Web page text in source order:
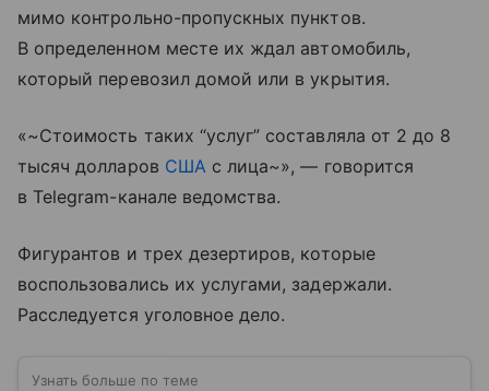
мимо контрольно-пропускных пунктов.
В определенном месте их ждал автомобиль,
который перевозил домой или в укрытия.
«~Стоимость таких “услуг” составляла от 2 до 8
тысяч долларов СШАс лица~», — говорится
в Telegram-канале ведомства.
Фигурантов и трех дезертиров, которые
воспользовались их услугами, задержали.
Расследуется уголовное дело.
Узнать больше по теме